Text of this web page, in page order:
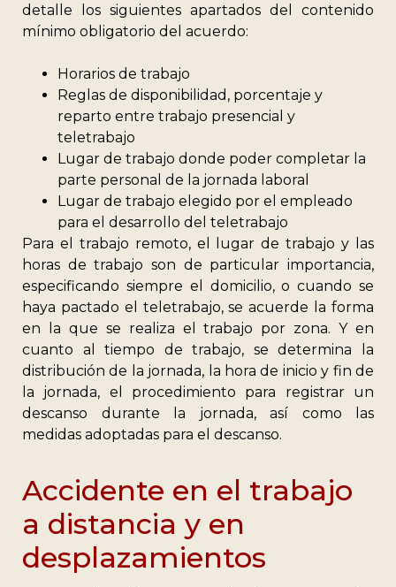
detalle los siguientes apartados del contenido
mínimo obligatorio del acuerdo:
Horarios de trabajo
Reglas de disponibilidad, porcentaje y
reparto entre trabajo presencial y
teletrabajo
Lugar de trabajo donde poder completar la
parte personal de la jornada laboral
Lugar de trabajo elegido por el empleado
para el desarrollo del teletrabajo
Para el trabajo remoto, el lugar de trabajo y las
horas de trabajo son de particular importancia,
especificando siempre el domicilio, o cuando se
haya pactado el teletrabajo, se acuerde la forma
en la que se realiza el trabajo por zona. Y en
cuanto al tiempo de trabajo, se determina la
distribución de la jornada, la hora de inicio y fin de
la jornada, el procedimiento para registrar un
descanso durante la jornada, así como las
medidas adoptadas para el descanso.
Accidente en el trabajo
a distancia y en
desplazamientos